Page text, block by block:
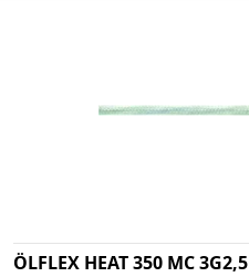
ÖLFLEX HEAT 350 MC 3G2,5